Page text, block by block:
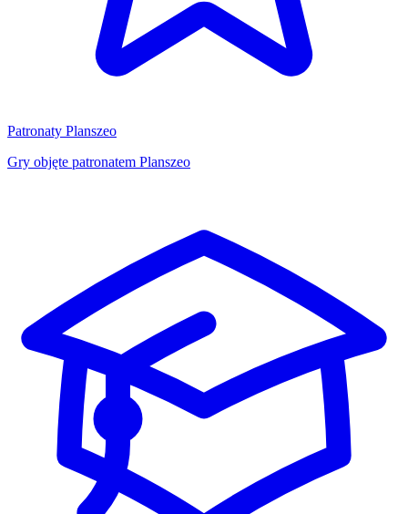
Patronaty Planszeo
Gry objęte patronatem Planszeo